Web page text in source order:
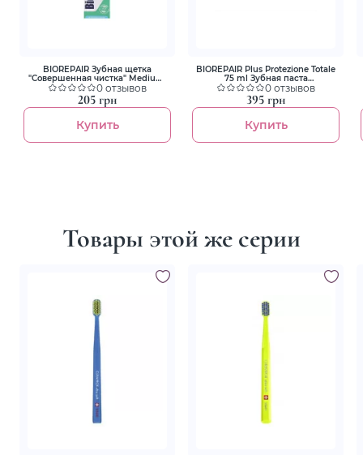
BIOREPAIR Зубная щетка
"Совершенная чистка" Medium,
для ежедневного ухода
персиковая
0 отзывов
205 грн
Купить
BIOREPAIR Plus Protezione Totale
75 ml Зубная паста
"Профессиональная защита и
восстановление"
0 отзывов
395 грн
Купить
Товары этой же серии